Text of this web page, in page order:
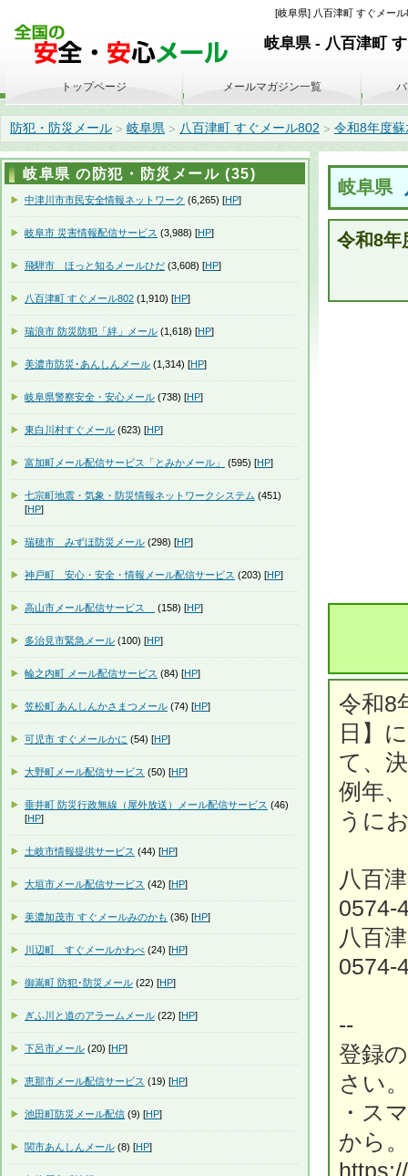
[岐阜県] 八百津町 すぐメー
岐阜県 - 八百津町
防犯・防災メール > 岐阜県 > 八百津町 すぐメール802 > 令和8年度
岐阜県
令和8年
令和8
日】
て、
例年
うに
八百
0574-
八百
0574-
--
登録
さい。
・ス
から。
トップページ メールマガジン一覧
岐阜県 の防犯・防災メール (35)
中津川市市民安全情報ネットワーク (6,265) [HP]
岐阜市 災害情報配信サービス (3,988) [HP]
飛騨市 ほっと知るメールひだ (3,608) [HP]
八百津町 すぐメール802 (1,910) [HP]
瑞浪市 防災防犯「絆」メール (1,618) [HP]
美濃市防災･あんしんメール (1,314) [HP]
岐阜県警察安全・安心メール (738) [HP]
東白川村すぐメール (623) [HP]
富加町メール配信サービス「とみかメール」 (595) [HP]
七宗町地震・気象・防災情報ネットワークシステム (451)
[HP]
瑞穂市 みずほ防災メール (298) [HP]
神戸町 安心・安全・情報メール配信サービス (203) [HP]
高山市メール配信サービス (158) [HP]
多治見市緊急メール (100) [HP]
輪之内町 メール配信サービス (84) [HP]
笠松町 あんしんかさまつメール (74) [HP]
可児市 すぐメールかに (54) [HP]
大野町メール配信サービス (50) [HP]
垂井町 防災行政無線（屋外放送）メール配信サービス (46)
[HP]
土岐市情報提供サービス (44) [HP]
大垣市メール配信サービス (42) [HP]
美濃加茂市 すぐメールみのかも (36) [HP]
川辺町 すぐメールかわべ (24) [HP]
御嵩町 防犯･防災メール (22) [HP]
ぎふ川と道のアラームメール (22) [HP]
下呂市メール (20) [HP]
恵那市メール配信サービス (19) [HP]
池田町防災メール配信 (9) [HP]
関市あんしんメール (8) [HP]